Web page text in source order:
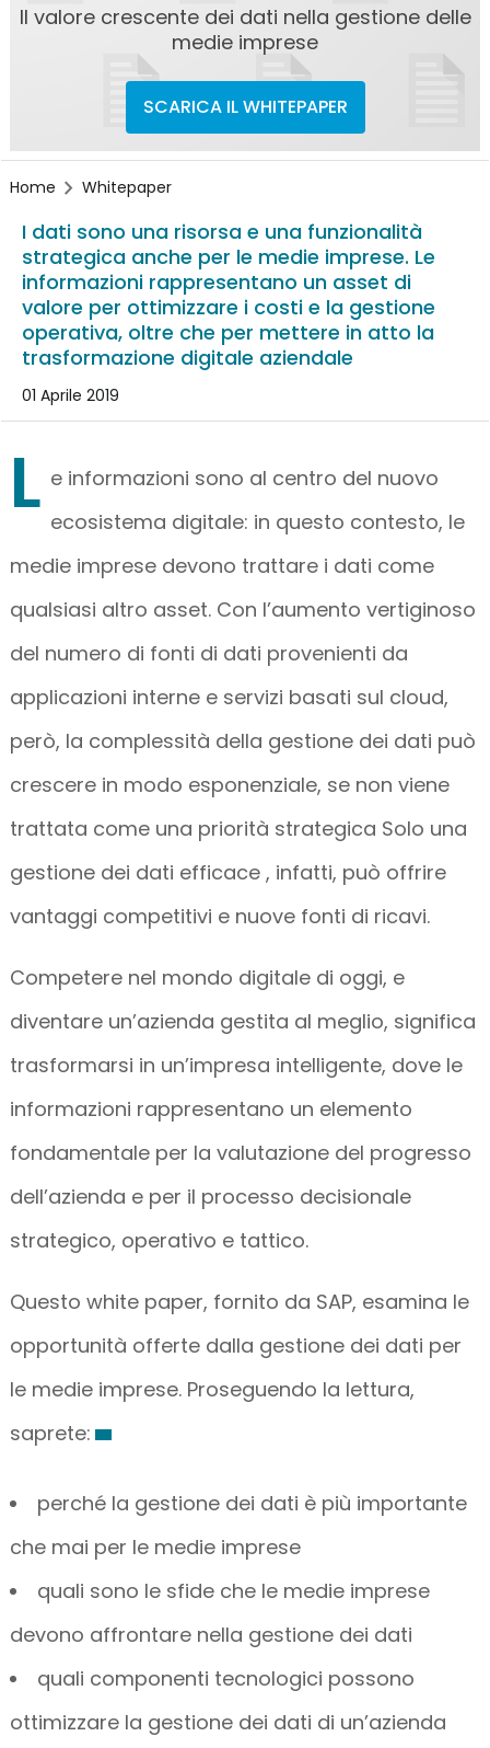
Il valore crescente dei dati nella gestione delle
medie imprese
SCARICA IL WHITEPAPER
Home Whitepaper
I dati sono una risorsa e una funzionalità
strategica anche per le medie imprese. Le
informazioni rappresentano un asset di
valore per ottimizzare i costi e la gestione
operativa, oltre che per mettere in atto la
trasformazione digitale aziendale
01 Aprile 2019
L e informazioni sono al centro del nuovo
ecosistema digitale: in questo contesto, le
medie imprese devono trattare i dati come
qualsiasi altro asset. Con l’aumento vertiginoso
del numero di fonti di dati provenienti da
applicazioni interne e servizi basati sul cloud,
però, la complessità della gestione dei dati può
crescere in modo esponenziale, se non viene
trattata come una priorità strategica Solo una
gestione dei dati efficace , infatti, può offrire
vantaggi competitivi e nuove fonti di ricavi.
Competere nel mondo digitale di oggi, e
diventare un’azienda gestita al meglio, significa
trasformarsi in un’impresa intelligente, dove le
informazioni rappresentano un elemento
fondamentale per la valutazione del progresso
dell’azienda e per il processo decisionale
strategico, operativo e tattico.
Questo white paper, fornito da SAP, esamina le
opportunità offerte dalla gestione dei dati per
le medie imprese. Proseguendo la lettura,
saprete:
perché la gestione dei dati è più importante
che mai per le medie imprese
quali sono le sfide che le medie imprese
devono affrontare nella gestione dei dati
quali componenti tecnologici possono
ottimizzare la gestione dei dati di un’azienda